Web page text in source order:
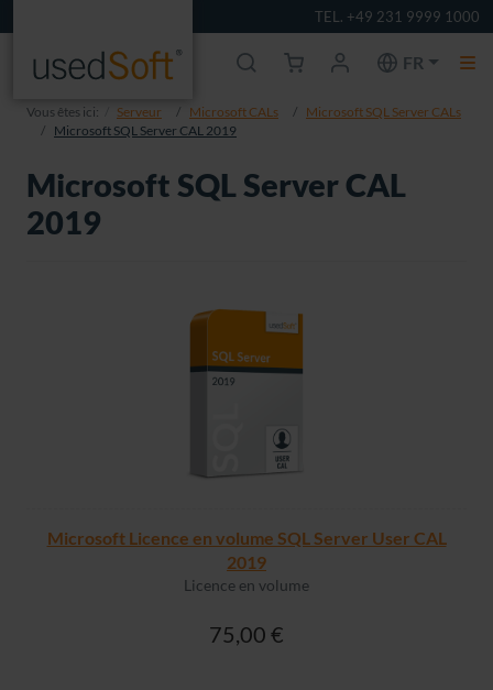
TEL. +49 231 9999 1000
FR
Vous êtes ici: Serveur Microsoft CALs
Microsoft SQL Server CALs
Microsoft SQL Server CAL 2019
Microsoft SQL Server CAL
2019
Microsoft Licence en volume SQL Server User CAL
2019
Licence en volume
75,00 €